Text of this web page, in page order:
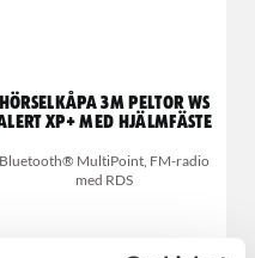
Hörselkåpa 3M PELTOR WS
XP+ med hjälmfäste
Bluetooth® MultiPoint, FM-radio
med RDS